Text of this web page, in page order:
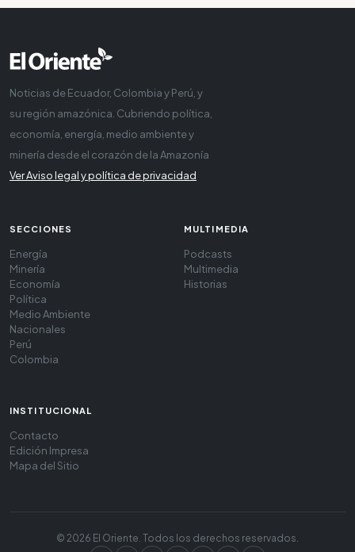
Noticias de Ecuador, Colombia y Perú, y
su región amazónica. Cubriendo política,
economía, energía, medio ambiente y
minería desde el corazón de la Amazonía
Ver Aviso legal y política de privacidad
SECCIONES
Energía
Minería
Economía
Política
Medio Ambiente
Nacionales
Perú
Colombia
MULTIMEDIA
Podcasts
Multimedia
Historias
INSTITUCIONAL
Contacto
Edición Impresa
Mapa del Sitio
© 2026 El Oriente. Todos los derechos reservados.